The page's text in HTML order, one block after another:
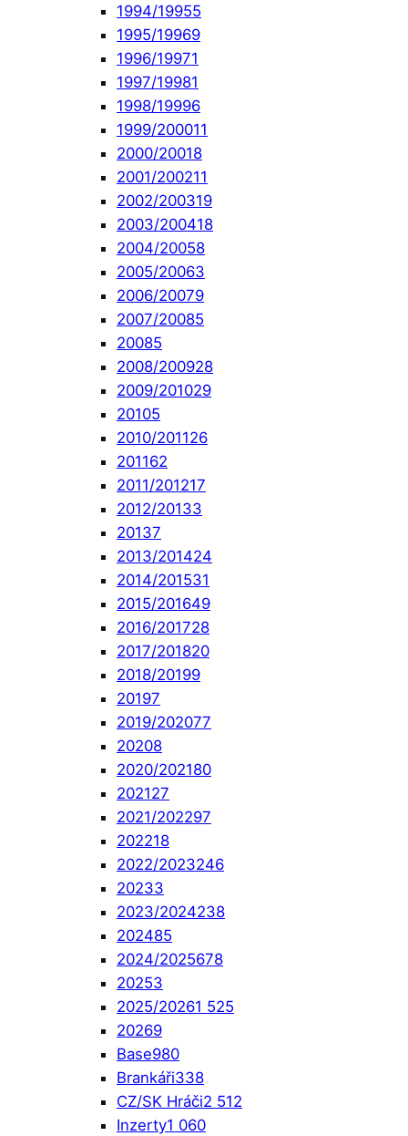
1994/19955
1995/19969
1996/19971
1997/19981
1998/19996
1999/200011
2000/20018
2001/200211
2002/200319
2003/200418
2004/20058
2005/20063
2006/20079
2007/20085
20085
2008/200928
2009/201029
20105
2010/201126
201162
2011/201217
2012/20133
20137
2013/201424
2014/201531
2015/201649
2016/201728
2017/201820
2018/20199
20197
2019/202077
20208
2020/202180
202127
2021/202297
202218
2022/2023246
20233
2023/2024238
202485
2024/2025678
20253
2025/20261 525
20269
Base980
Brankáři338
CZ/SK Hráči2 512
Inzerty1 060